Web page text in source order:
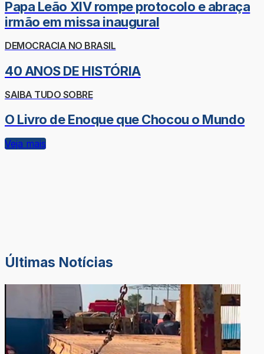
Papa Leão XIV rompe protocolo e abraça
irmão em missa inaugural
DEMOCRACIA NO BRASIL
40 ANOS DE HISTÓRIA
SAIBA TUDO SOBRE
O Livro de Enoque que Chocou o Mundo
Veja mais
Últimas Notícias